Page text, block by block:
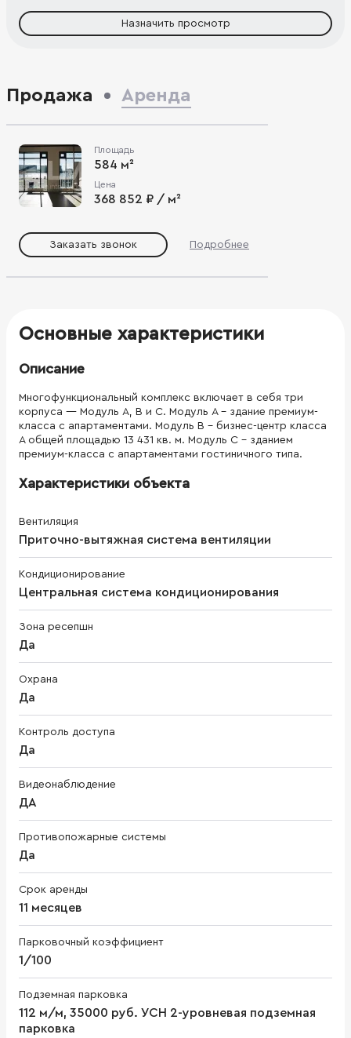
Назначить просмотр
Продажа Аренда
Площадь
584 м²
Цена
368 852 ₽ / м²
Заказать звонок Подробнее
Основные характеристики
Описание
Многофункциональный комплекс включает в себя три
корпуса — Модуль А, В и C. Модуль А - здание премиум-
класса с апартаментами. Модуль В - бизнес-центр класса
А общей площадью 13 431 кв. м. Модуль С - зданием
премиум-класса с апартаментами гостиничного типа.
Характеристики объекта
Вентиляция
Приточно-вытяжная система вентиляции
Кондиционирование
Центральная система кондиционирования
Зона ресепшн
Да
Охрана
Да
Контроль доступа
Да
Видеонаблюдение
ДА
Противопожарные системы
Да
Срок аренды
11 месяцев
Парковочный коэффициент
1/100
Подземная парковка
112 м/м, 35000 руб. УСН 2-уровневая подземная
парковка